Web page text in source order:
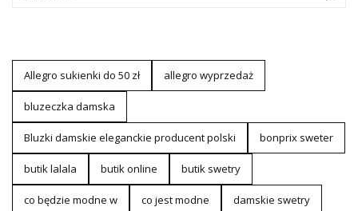
Allegro sukienki do 50 zł allegro wyprzedaż
bluzeczka damska
Bluzki damskie eleganckie producent polski bonprix sweter
butik lalala butik online butik swetry
co będzie modne w co jest modne damskie swetry